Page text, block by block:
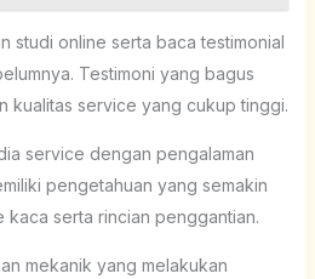
studi online serta baca testimonial
Testimoni yang bagus
kualitas service yang cukup tinggi.
service dengan pengalaman
pengetahuan yang semakin
serta rincian penggantian.
mekanik yang melakukan